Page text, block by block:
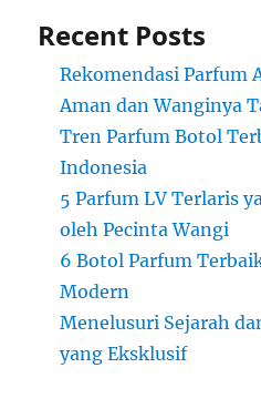
Recent Posts
Rekomendasi Parfum
Aman dan Wanginya
Tren Parfum Botol
Indonesia
5 Parfum LV Terlaris
oleh Pecinta Wangi
6 Botol Parfum
Modern
Menelusuri Sejarah
yang Eksklusif